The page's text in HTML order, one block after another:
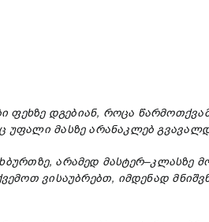
ი ფეხზე დგებიან, როცა
უფალი მასზე არანაკლებ
, არამედ მასტერ–კლასზე
ვისაუბრებთ, იმდენად